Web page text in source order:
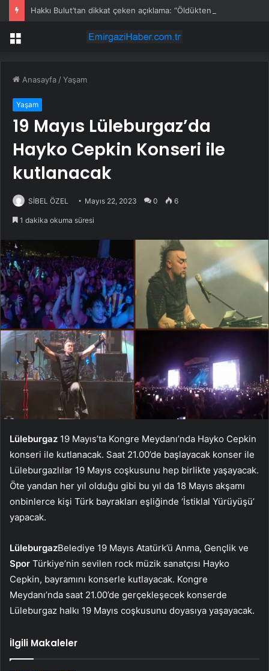
Menü
Anasayfa /Yaşam
Yaşam
19 Mayıs Lüleburgaz’da
Hayko Cepkin Konseri ile
kutlanacak
SİBEL ÖZEL Mayıs 22, 2023 0 6
1 dakika okuma süresi
Lüleburgaz 19 Mayıs’ta Kongre Meydanı’nda Hayko Cepkin
konseri ile kutlanacak. Saat 21.00’de başlayacak konser ile
Lüleburgazlılar 19 Mayıs coşkusunu hep birlikte yaşayacak.
Öte yandan her yıl olduğu gibi bu yıl da 18 Mayıs akşamı
onbinlerce kişi Türk bayrakları eşliğinde ‘İstiklal Yürüyüşü’
yapacak.
LüleburgazBelediye 19 Mayıs Atatürk’ü Anma, Gençlik ve
Spor Türkiye’nin sevilen rock müzik sanatçısı Hayko
Cepkin, bayramını konserle kutlayacak. Kongre
Meydanı’nda saat 21.00’de gerçekleşecek konserde
Lüleburgaz halkı 19 Mayıs coşkusunu doyasıya yaşayacak.
İlgili Makaleler